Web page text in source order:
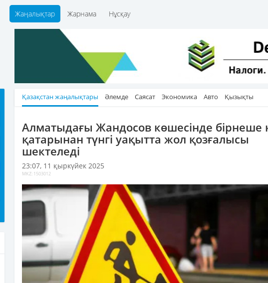
Жаңалықтар Жарнама Нұсқау
Қазақстан жаңалықтары Әлемде Саясат Экономика Авто Қызықты
Алматыдағы Жандосов көшесінде бірнеше
қатарынан түнгі уақытта жол қозғалысы
шектеледі
23:07, 11 қыркүйек 2025
MKZ: 1503012